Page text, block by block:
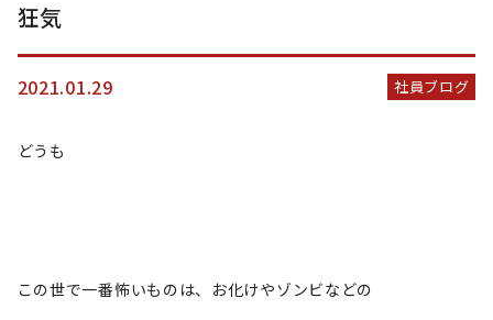
狂気
2021.01.29 社員ブログ
どうも
この世で一番怖いものは、お化けやゾンビなどの